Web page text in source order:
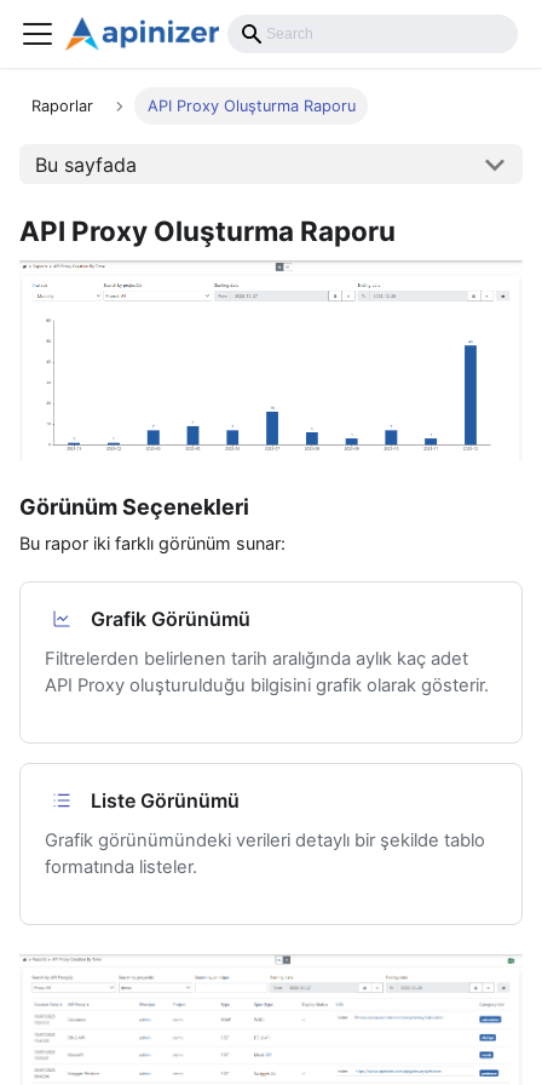
Raporlar API Proxy Oluşturma Raporu
Bu sayfada
API Proxy Oluşturma Raporu
Görünüm Seçenekleri
Bu rapor iki farklı görünüm sunar:
Grafik Görünümü
Filtrelerden belirlenen tarih aralığında aylık kaç adet
API Proxy oluşturulduğu bilgisini grafik olarak gösterir.
Liste Görünümü
Grafik görünümündeki verileri detaylı bir şekilde tablo
formatında listeler.